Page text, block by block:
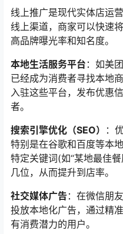
线上推广是现代实体店运
线上渠道，商家可以快速
高品牌曝光率和知名度。
本地生活服务平台 ：如美
已经成为消费者寻找本地
入驻这些平台，发布优惠
者。
搜索引擎优化（SEO）
：
特别是在谷歌和百度等本
特定关键词(如“某地最佳
几位，从而提升到店率。
社交媒体广告 ：在微信朋
投放本地化广告，通过精
有消费潜力的用户。